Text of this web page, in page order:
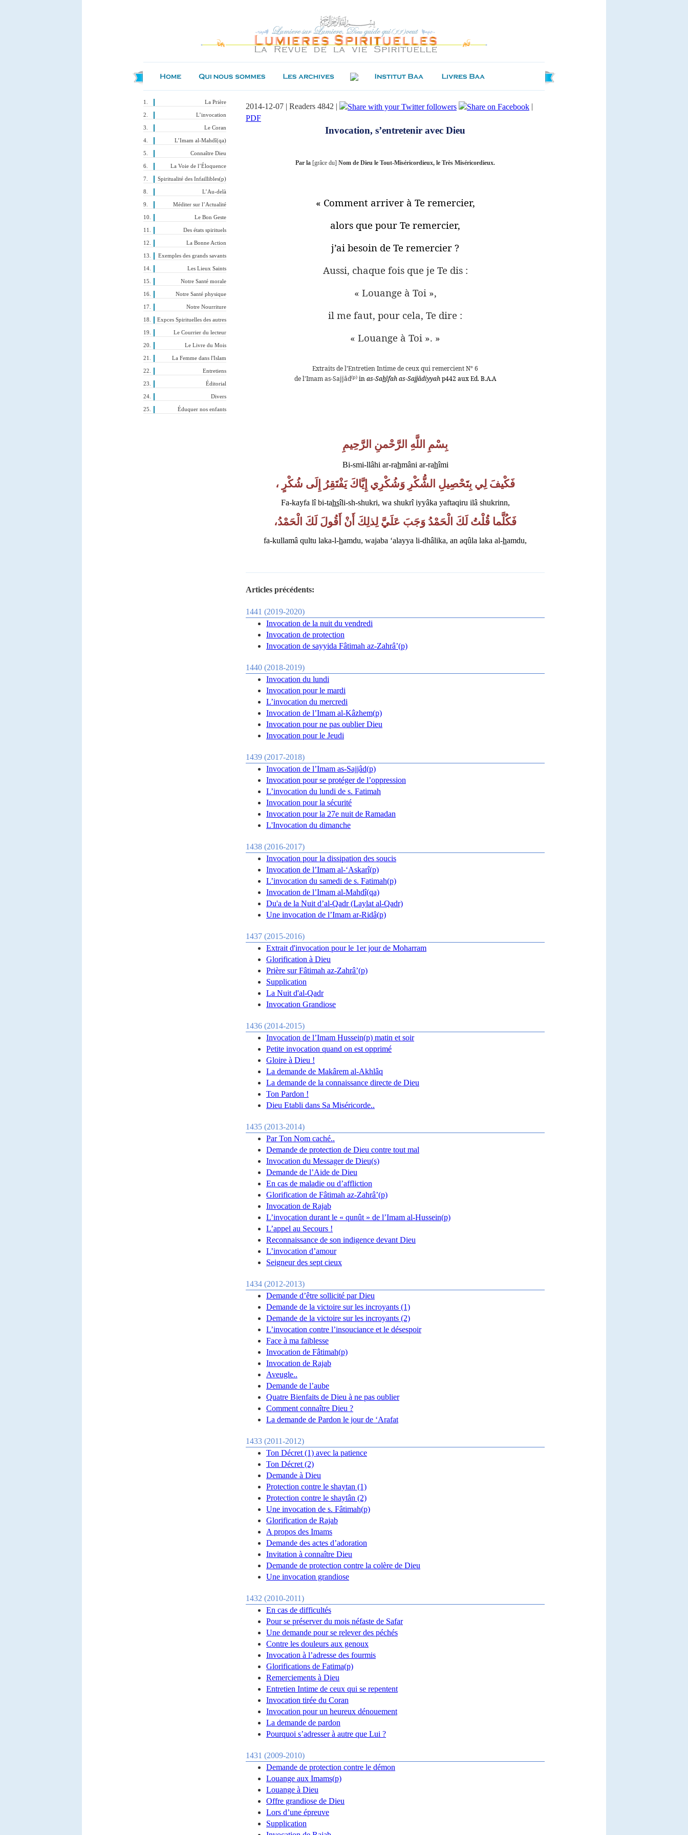
La Prière
L’invocation
Le Coran
L’Imam al-Mahdî(qa)
Connaître Dieu
La Voie de l’Éloquence
Spiritualité des Infaillibles(p)
L’Au-delà
Méditer sur l’Actualité
Le Bon Geste
Des états spirituels
La Bonne Action
Exemples des grands savants
Les Lieux Saints
Notre Santé morale
Notre Santé physique
Notre Nourriture
Expces Spirituelles des autres
Le Courrier du lecteur
Le Livre du Mois
La Femme dans l'Islam
Entretiens
Éditorial
Divers
Éduquer nos enfants
2014-12-07 | Readers 4842 |
|
PDF
Invocation, s’entretenir avec Dieu
Par la [grâce du] Nom de Dieu le Tout-Miséricordieux, le Très Miséricordieux.
« Comment arriver à Te remercier,
alors que pour Te remercier,
j’ai besoin de Te remercier ?
Aussi, chaque fois que je Te dis :
« Louange à Toi »,
il me faut, pour cela, Te dire :
« Louange à Toi ». »
Extraits de l’Entretien Intime de ceux qui remercient N° 6
de l'Imam as-Sajjâd(p) inas-Sahîfah as-Sajjâdiyyahp442 aux Ed. B.A.A
بِسْمِ اللَّهِ الرَّحْمنِ الرَّحِيمِ
Bi-smi-llâhi ar-rahmâni ar-rahîmi
فَكْيفَ لِي بِتَحْصِيلِ الشُّكْرِ وَشُكْرِي إِيَّاكَ يَفْتَقِرُ إِلَى شُكْرٍ ،
Fa-kayfa lî bi-tahsîli-sh-shukri, wa shukrî iyyâka yaftaqiru ilâ shukrinn,
فَكُلَّما قُلْتُ لَكَ الْحَمْدُ وَجَبَ عَلَيَّ لِذلِكَ أَنْ أَقُولَ لَكَ الْحَمْدُ،
fa-kullamâ qultu laka-l-hamdu, wajaba ‘alayya li-dhâlika, an aqûla laka al-hamdu,
Articles précédents:
1441 (2019-2020)
Invocation de la nuit du vendredi
Invocation de protection
Invocation de sayyida Fâtimah az-Zahrâ’(p)
1440 (2018-2019)
Invocation du lundi
Invocation pour le mardi
L’invocation du mercredi
Invocation de l’Imam al-Kâzhem(p)
Invocation pour ne pas oublier Dieu
Invocation pour le Jeudi
1439 (2017-2018)
Invocation de l’Imam as-Sajjâd(p)
Invocation pour se protéger de l’oppression
L’invocation du lundi de s. Fatimah
Invocation pour la sécurité
Invocation pour la 27e nuit de Ramadan
L'Invocation du dimanche
1438 (2016-2017)
Invocation pour la dissipation des soucis
Invocation de l’Imam al-‘Askarî(p)
L’invocation du samedi de s. Fatimah(p)
Invocation de l’Imam al-Mahdî(qa)
Du'a de la Nuit d’al-Qadr (Laylat al-Qadr)
Une invocation de l’Imam ar-Ridâ(p)
1437 (2015-2016)
Extrait d'invocation pour le 1er jour de Moharram
Glorification à Dieu
Prière sur Fâtimah az-Zahrâ’(p)
Supplication
La Nuit d'al-Qadr
Invocation Grandiose
1436 (2014-2015)
Invocation de l’Imam Hussein(p) matin et soir
Petite invocation quand on est opprimé
Gloire à Dieu !
La demande de Makârem al-Akhlâq
La demande de la connaissance directe de Dieu
Ton Pardon !
Dieu Etabli dans Sa Miséricorde..
1435 (2013-2014)
Par Ton Nom caché..
Demande de protection de Dieu contre tout mal
Invocation du Messager de Dieu(s)
Demande de l’Aide de Dieu
En cas de maladie ou d’affliction
Glorification de Fâtimah az-Zahrâ’(p)
Invocation de Rajab
L’invocation durant le « qunût » de l’Imam al-Hussein(p)
L’appel au Secours !
Reconnaissance de son indigence devant Dieu
L’invocation d’amour
Seigneur des sept cieux
1434 (2012-2013)
Demande d’être sollicité par Dieu
Demande de la victoire sur les incroyants (1)
Demande de la victoire sur les incroyants (2)
L’invocation contre l’insouciance et le désespoir
Face à ma faiblesse
Invocation de Fâtimah(p)
Invocation de Rajab
Aveugle..
Demande de l’aube
Quatre Bienfaits de Dieu à ne pas oublier
Comment connaître Dieu ?
La demande de Pardon le jour de ‘Arafat
1433 (2011-2012)
Ton Décret (1) avec la patience
Ton Décret (2)
Demande à Dieu
Protection contre le shaytan (1)
Protection contre le shaytân (2)
Une invocation de s. Fâtimah(p)
Glorification de Rajab
A propos des Imams
Demande des actes d’adoration
Invitation à connaître Dieu
Demande de protection contre la colère de Dieu
Une invocation grandiose
1432 (2010-2011)
En cas de difficultés
Pour se préserver du mois néfaste de Safar
Une demande pour se relever des péchés
Contre les douleurs aux genoux
Invocation à l’adresse des fourmis
Glorifications de Fatima(p)
Remerciements à Dieu
Entretien Intime de ceux qui se repentent
Invocation tirée du Coran
Invocation pour un heureux dénouement
La demande de pardon
Pourquoi s’adresser à autre que Lui ?
1431 (2009-2010)
Demande de protection contre le démon
Louange aux Imams(p)
Louange à Dieu
Offre grandiose de Dieu
Lors d’une épreuve
Supplication